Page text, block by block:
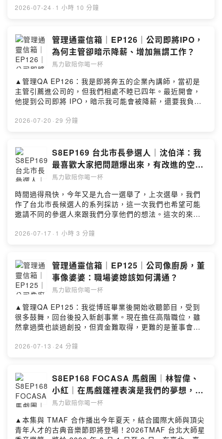
料來做吸管。Benson說他本來念心理系，後來沒走諮商體
願意提供一次性吸管，也覺得紙吸管體驗不佳，在研究替
代方案中，找到了蒲草吸管這個選項。今天的故事非常的
精彩，我在聽的過程中不斷大開眼界，也跟我原先安排的
訪綱問題不大不相同，但是我相信你絕對會跟我一樣，不
知不覺就聽完一整集的內容。▲社群連結FB、IG、
Youtube都可以在這裡找到｜
https://portaly.cc/drinkwithmario​▲本集使用的音樂
Impressions (Acoustic) by Robert Alan Dunn Creative
Commons CC BY SA 3.0 Robert-dunn-15 –
2026-07-24 · 1 小時 10 分鐘
管理通靈信箱｜EP126｜公司即將IPO，
為何主管卻暗示降薪、增加無謂工作？
馬力歐陪你喝一杯
▲管理QA EP126：我是即將奔五的企業內講師，當初是
主管引薦進公司的，但我們相處不睦已四年。最近開會，
他提到公司即將 IPO，暗示我可能會被降薪，還要我負責
的講師充電會。我覺得他是在假關心、真打壓，甚至是用
容長的馬力歐，將親自回覆你在職場管理上，所面臨的疑
難雜症與困境。無論你是「職員」不懂主管的想法與決
策，想知道到底如何與主管溝通；或是身為「主管」的
你，在團隊中遇到了溝通挫折與決策難題，想了解更多解
決辦法，歡迎各位點選以下表單連結提出問題，就有機會
獲得馬力歐的專屬回覆：
https://forms.gle/qQte5nG26ULpdfgQ6▲收聽＆社群傳
送門：https://portaly.cc/drinkwithmarioSee
omnystudio.com/listener for privacy information.
2026-07-20 · 29 分鐘
S8EP169 台北市長參選人｜沈伯洋：我
最喜歡大家把問題爆出來，有改進的空間
對民眾是好事
馬力歐陪你喝一杯
時間過得飛快，今年又是九合一選舉了，上次選舉，我們
作了台北市長候選人的系列採訪，這一次我們也希望可能
邀請不同的參選人來跟我們分享他們的想法。這次的來
區的立委沈伯洋Puma。之前的訪談如果你還沒聽過，可以
享，關於各種參選的心得和對於市政的想像。我問他對於
台北未來的想像，他談得非常細緻，他說分為兩部分，如
何安居樂業是一部分，如何讓大家生活更有夢想則是另外
一部分。我也問了他為什麼他覺得自己有很強的執行能
力，以及如何帶領台北市政府幾萬人這樣一個超大團隊，
還有上任之後最想要做的第一件事是什麼。他今天滔滔不
決跟我們分享了很多，包含當初他被詢問參選意願的時
候，最需要去說服溝通的人，你知道是誰嗎？▲社群連結
FB、IG、Youtube都可以在這裡找到｜
Commons CC BY SA 3.0 Robert-dunn-15 –
Impressions-acousticSee omnystudio.com/listener
for privacy information.
2026-07-17 · 1 小時 3 分鐘
管理通靈信箱｜EP125｜公司像廚房，董
事像婆婆：職場婆媳該如何溝通？
馬力歐陪你喝一杯
▲管理QA EP125：我從博班畢業後開始收聽節目，受到
很多鼓舞，回台後投入新創事業。現在擔任高階職位，雖
然拿過獎也談過創投，但資金難取得，更難的是董事會急
賣未經驗證的產品。加上董事們都是各領域專家，開會像
對？◇ 喝一杯單元「管理通靈信箱」◇單元中，身為「關
鍵評論網集團」創辦人兼內容長的馬力歐，將親自回覆你
在職場管理上，所面臨的疑難雜症與困境。無論你是「職
員」不懂主管的想法與決策，想知道到底如何與主管溝
通；或是身為「主管」的你，在團隊中遇到了溝通挫折與
決策難題，想了解更多解決辦法，歡迎各位點選以下表單
連結提出問題，就有機會獲得馬力歐的專屬回覆：
2026-07-13 · 24 分鐘
S8EP168 FOCASA 馬戲團｜林智偉、
小紅｜在馬戲篷裡表演是我們的夢想，所
以我們建了台灣第一個馬戲篷
馬力歐陪你喝一杯
▲本集與 TMAF 合作播出今年夏天，結合國際大師與頂尖
青年人才的古典音樂節即將登場！2026TMAF 台北大師星